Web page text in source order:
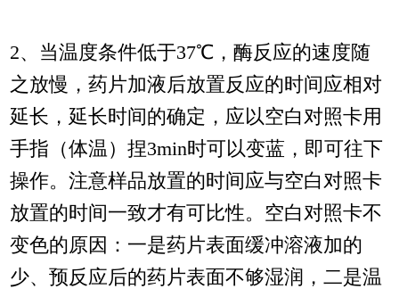
2、当温度条件低于37℃，酶反应的速度随
之放慢，药片加液后放置反应的时间应相对
延长，延长时间的确定，应以空白对照卡用
手指（体温）捏3min时可以变蓝，即可往下
操作。注意样品放置的时间应与空白对照卡
放置的时间一致才有可比性。空白对照卡不
变色的原因：一是药片表面缓冲溶液加的
少、预反应后的药片表面不够湿润，二是温